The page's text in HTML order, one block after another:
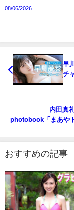
08/06/2026
早
チ
内田真
photobook「まあや
TV【集英社
おすすめの記事